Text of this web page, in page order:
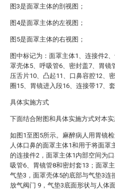
图3是面罩主体的剖视图；
图4是面罩主体的左视图；
图5是面罩主体的右视图；
图中标记为：面罩主体1、连接件2
罩壳体5、呼吸管6、密封盖7、胃镜
压舌片10、凸起11、口鼻容腔12、
圈15、胃镜进入段16、连接带17、
具体实施方式
下面结合附图和具体实施方式对本实
如图1至图5所示。麻醉病人用胃镜
人体口鼻的面罩主体1和用于将面罩
的连接件2，面罩主体1内部空间为
吸管6、胃镜管8和密封套13；面罩
气垫3，面罩壳体5的底部与气垫3连
放气阀门 9，气垫3底面形状与人体